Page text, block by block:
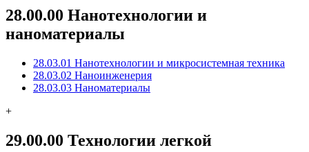
28.00.00 Нанотехнологии и
наноматериалы
28.03.01 Нанотехнологии и микросистемная техника
28.03.02 Наноинженерия
28.03.03 Наноматериалы
+
29.00.00 Технологии легкой